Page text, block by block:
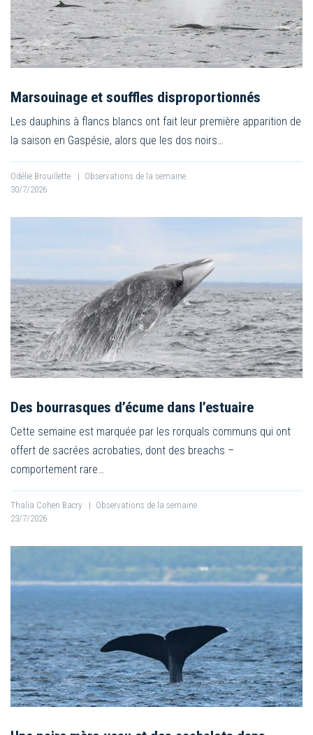
Marsouinage et souffles disproportionnés
Les dauphins à flancs blancs ont fait leur première apparition de
la saison en Gaspésie, alors que les dos noirs…
Odélie Brouillette | Observations de la semaine
30/7/2026
Des bourrasques d’écume dans l’estuaire
Cette semaine est marquée par les rorquals communs qui ont
offert de sacrées acrobaties, dont des breachs –
comportement rare…
Thalia Cohen Bacry | Observations de la semaine
23/7/2026